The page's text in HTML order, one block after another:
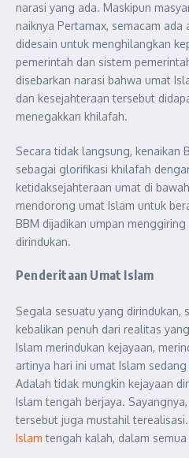
narasi yang ada. Maskipun
naiknya Pertamax, semacam ada
didesain untuk menghilangkan
pemerintah dan sistem
disebarkan narasi bahwa umat
dan kesejahteraan tersebut
menegakkan khilafah.
Secara tidak langsung, kenaikan
sebagai glorifikasi khilafah
ketidaksejahteraan umat di
mendorong umat Islam untuk
BBM dijadikan umpan
dirindukan.
Penderitaan Umat Islam
Segala sesuatu yang dirindukan,
kebalikan penuh dari realitas
Islam merindukan kejayaan,
artinya hari ini umat Islam
Adalah tidak mungkin kejayaan
Islam tengah berjaya.
tersebut juga mustahil
Islam tengah kalah, dalam semua